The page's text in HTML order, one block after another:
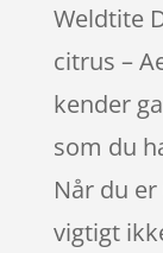
Weldtite
citrus –
kender
som du
Når du
vigtigt